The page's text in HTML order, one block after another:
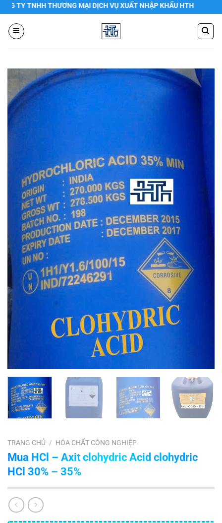
Chuyển
nội
TNHH THƯƠNG MẠI DỊCH VỤ XUẤT NHẬP KHẨU HTH
TRANG CHỦ / HÓA CHẤT CÔNG NGHIỆP
Mua HCl – Axit clohydric Acid clohydric
HCl 30% – 35%